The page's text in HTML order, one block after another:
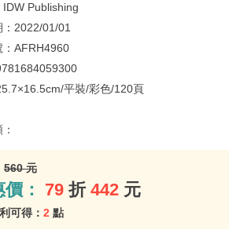
IDW Publishing
2022/01/01
AFRH4960
平裝/彩色/120頁
560 元
： 79 折 442 元
可得： 2 點